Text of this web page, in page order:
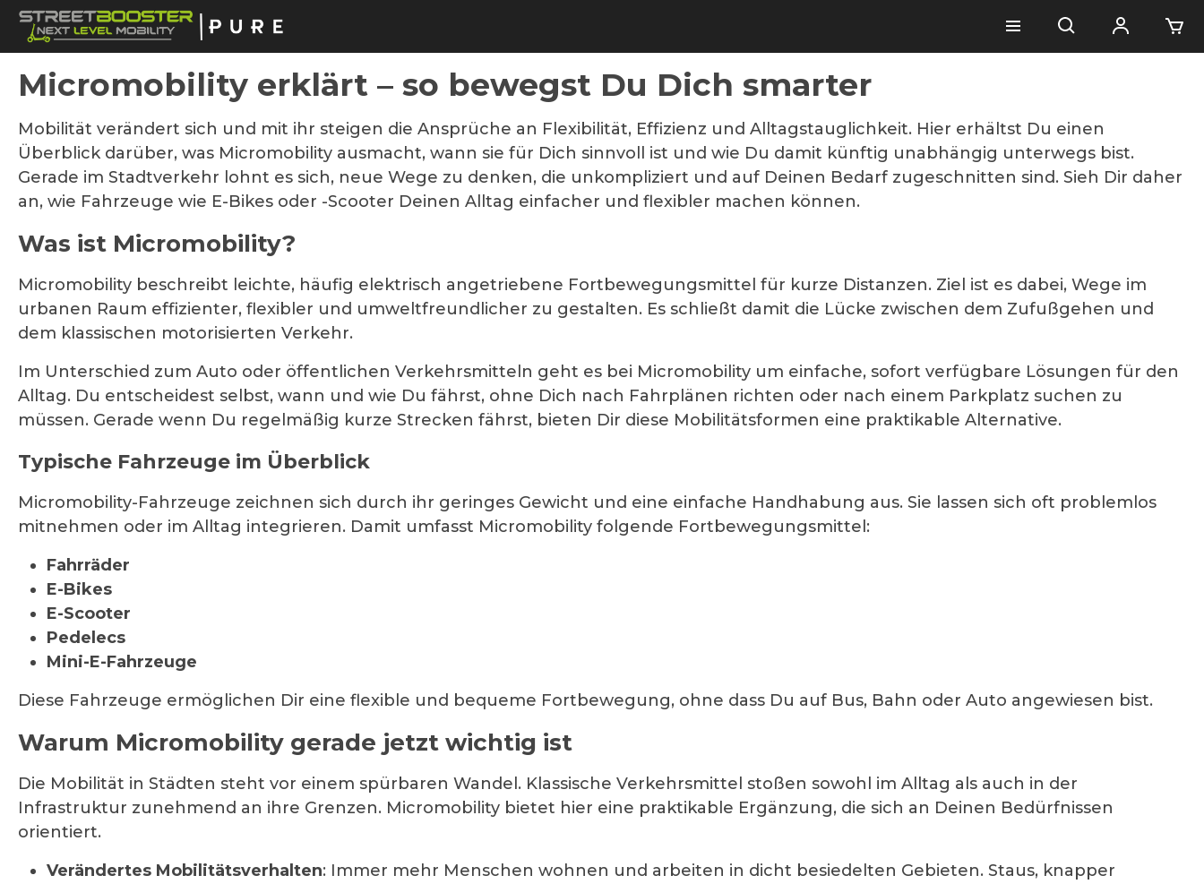
Zur Hauptnavigation springen
Micromobility erklärt – so bewegst Du Dich smarter
Mobilität verändert sich und mit ihr steigen die Ansprüche an Flexibilität, Effizienz und Alltagstauglichkeit. Hier erhältst Du einen
Überblick darüber, was Micromobility ausmacht, wann sie für Dich sinnvoll ist und wie Du damit künftig unabhängig unterwegs bist.
Gerade im Stadtverkehr lohnt es sich, neue Wege zu denken, die unkompliziert und auf Deinen Bedarf zugeschnitten sind. Sieh Dir daher
an, wie Fahrzeuge wie E-Bikes oder -Scooter Deinen Alltag einfacher und flexibler machen können.
Was ist Micromobility?
Micromobility beschreibt leichte, häufig elektrisch angetriebene Fortbewegungsmittel für kurze Distanzen. Ziel ist es dabei, Wege im
urbanen Raum effizienter, flexibler und umweltfreundlicher zu gestalten. Es schließt damit die Lücke zwischen dem Zufußgehen und
dem klassischen motorisierten Verkehr.
Im Unterschied zum Auto oder öffentlichen Verkehrsmitteln geht es bei Micromobility um einfache, sofort verfügbare Lösungen für den
Alltag. Du entscheidest selbst, wann und wie Du fährst, ohne Dich nach Fahrplänen richten oder nach einem Parkplatz suchen zu
müssen. Gerade wenn Du regelmäßig kurze Strecken fährst, bieten Dir diese Mobilitätsformen eine praktikable Alternative.
Typische Fahrzeuge im Überblick
Micromobility-Fahrzeuge zeichnen sich durch ihr geringes Gewicht und eine einfache Handhabung aus. Sie lassen sich oft problemlos
mitnehmen oder im Alltag integrieren. Damit umfasst Micromobility folgende Fortbewegungsmittel:
Fahrräder
E-Bikes
E-Scooter
Pedelecs
Mini-E-Fahrzeuge
Diese Fahrzeuge ermöglichen Dir eine flexible und bequeme Fortbewegung, ohne dass Du auf Bus, Bahn oder Auto angewiesen bist.
Warum Micromobility gerade jetzt wichtig ist
Die Mobilität in Städten steht vor einem spürbaren Wandel. Klassische Verkehrsmittel stoßen sowohl im Alltag als auch in der
Infrastruktur zunehmend an ihre Grenzen. Micromobility bietet hier eine praktikable Ergänzung, die sich an Deinen Bedürfnissen
orientiert.
Verändertes Mobilitätsverhalten: Immer mehr Menschen wohnen und arbeiten in dicht besiedelten Gebieten. Staus, knapper